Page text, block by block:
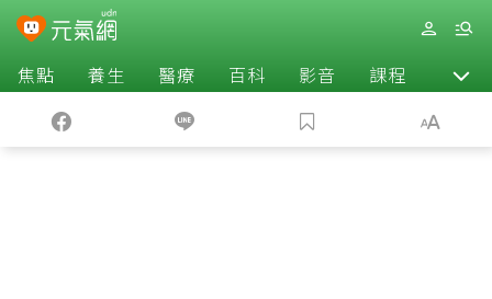
焦點 養生 醫療 百科 影音 課程 退休